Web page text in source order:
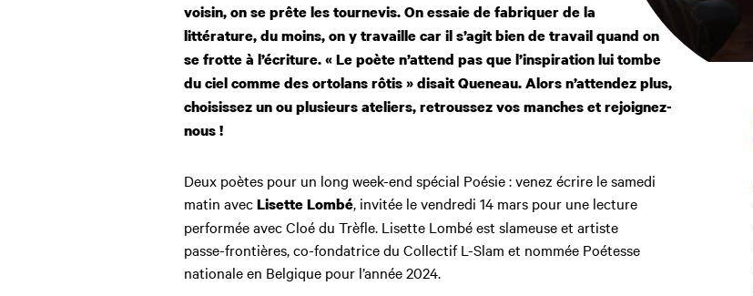
voisin, on se prête les tournevis. On essaie de fabriquer de la
littérature, du moins, on y travaille car il s’agit bien de travail quand on
se frotte à l’écriture. « Le poète n’attend pas que l’inspiration lui tombe
du ciel comme des ortolans rôtis » disait Queneau. Alors n’attendez plus,
choisissez unou plusieurs ateliers, retroussez vos manches et rejoignez-
nous !
Deux poètes pour un long week-end spécial Poésie : venez écrire le samedi
matin avecLisette Lombé, invitée le vendredi 14 mars pour une lecture
performée avec Cloé du Trèfle. Lisette Lombé est slameuse et artiste
passe-frontières, co-fondatrice du Collectif L-Slam et nommée Poétesse
nationale en Belgique pour l’année 2024.